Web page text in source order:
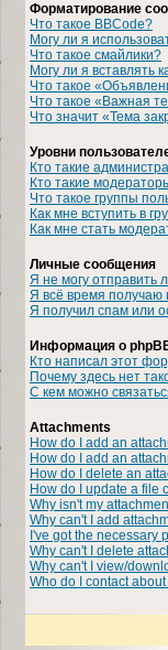
Форматирование
Что такое BBCode?
Могу ли я
Что такое смайлики?
Могу ли я вставлять
Что такое
Что такое «Важная
Что значит «Тема
Уровни
Кто такие
Кто такие
Что такое группы
Как мне вступить в
Как мне стать
Личные сообщения
Я не могу отправить
Я всё время
Я получил спам или
Информация о
Кто написал этот
Почему здесь нет
С кем можно
Attachments
How do I add an
How do I add an
How do I delete an
How do I update a file
Why isn't my
Why can't I add
I've got the necessary
Why can't I delete
Why can't I view/
Who do I contact